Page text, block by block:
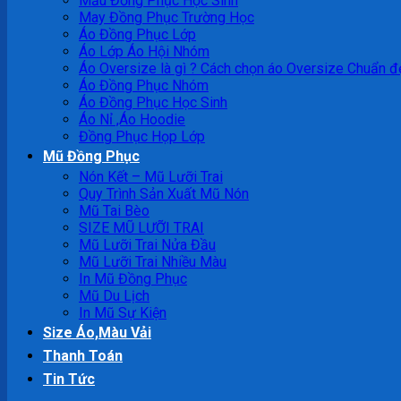
May Đồng Phục Trường Học
Áo Đồng Phục Lớp
Áo Lớp Áo Hội Nhóm
Áo Oversize là gì ? Cách chọn áo Oversize Chuẩn
Áo Đồng Phục Nhóm
Áo Đồng Phục Học Sinh
Áo Nỉ ,Áo Hoodie
Đồng Phục Họp Lớp
Mũ Đồng Phục
Nón Kết – Mũ Lưỡi Trai
Quy Trình Sản Xuất Mũ Nón
Mũ Tai Bèo
SIZE MŨ LƯỠI TRAI
Mũ Lưỡi Trai Nửa Đầu
Mũ Lưỡi Trai Nhiều Màu
In Mũ Đồng Phục
Mũ Du Lịch
In Mũ Sự Kiện
Size Áo,Màu Vải
Thanh Toán
Tin Tức